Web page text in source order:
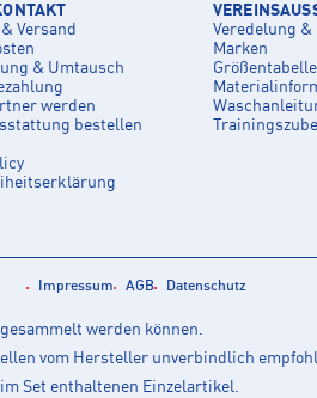
Versand
& Umtausch
werden
bestellen
Veredelung &
Marken
Impressum AGB Datenschutz
werden können.
vom Hersteller unverbindlich
Set enthaltenen Einzelartikel.